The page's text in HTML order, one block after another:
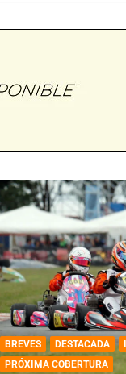
BREVES DESTACADA
PRÓXIMA COBERTURA